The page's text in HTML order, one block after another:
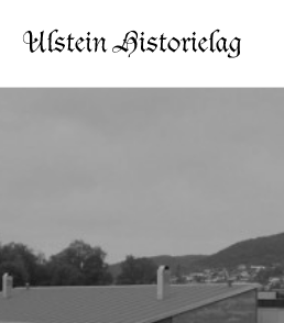
Næring